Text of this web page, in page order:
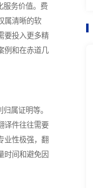
务价值。费
属清晰的软
要投入更多精
例和在赤道几
属证明等。
译件往往需要
业性极强，翻
时间和避免因